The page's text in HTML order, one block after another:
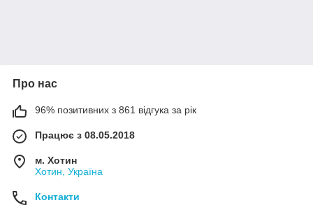
Про нас
96% позитивних з 861 відгука за рік
Працює з 08.05.2018
м. Хотин
Хотин, Україна
Контакти